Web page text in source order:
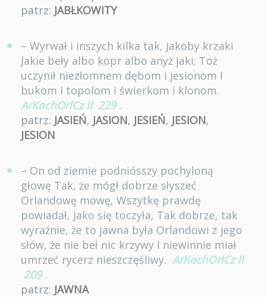
patrz: JABŁKOWITY
– Wyrwał i inszych kilka tak, jakoby krzaki
Jakie beły albo kopr albo anyż jaki; Toż
uczynił niezłomnem dębom i jesionom I
bukom i topolom i świerkom i klonom.
ArKochOrlCz II 229 .
patrz: JASIEŃ, JASION, JESIEŃ, JESION,
JESION
– On od ziemie podniósszy pochyloną
głowę Tak, że mógł dobrze słyszeć
Orlandowę mowę, Wszytkę prawdę
powiadał, jako się toczyła, Tak dobrze, tak
wyraźnie, że to jawna była Orlandowi z jego
słów, że nie beł nic krzywy I niewinnie miał
umrzeć rycerz nieszczęśliwy. ArKochOrlCz II
209 .
patrz: JAWNA